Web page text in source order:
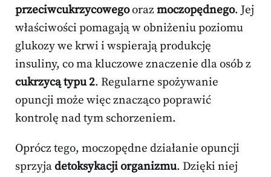
przeciwcukrzycowegoorazmoczopędnego. Jej
właściwości pomagają w obniżeniu poziomu
glukozy we krwi i wspierają produkcję
insuliny, co ma kluczowe znaczenie dla osób z
cukrzycą typu 2. Regularne spożywanie
opuncji może więc znacząco poprawić
kontrolę nad tym schorzeniem.
Oprócz tego, moczopędne działanie opuncji
sprzyjadetoksykacji organizmu. Dzięki niej